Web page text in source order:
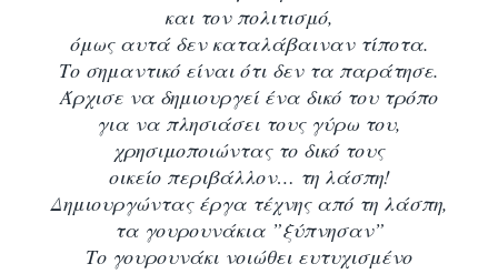
και τον πολιτισμό,
όμως αυτά δεν καταλάβαιναν τίποτα.
Το σημαντικό είναι ότι δεν τα παράτησε.
Άρχισε να δημιουργεί ένα δικό του τρόπο
για να πλησιάσει τους γύρω του,
χρησιμοποιώντας το δικό τους
οικείο περιβάλλον… τη λάσπη!
Δημιουργώντας έργα τέχνης από τη λάσπη,
τα γουρουνάκια ”ξύπνησαν”
Το γουρουνάκι νοιώθει ευτυχισμένο